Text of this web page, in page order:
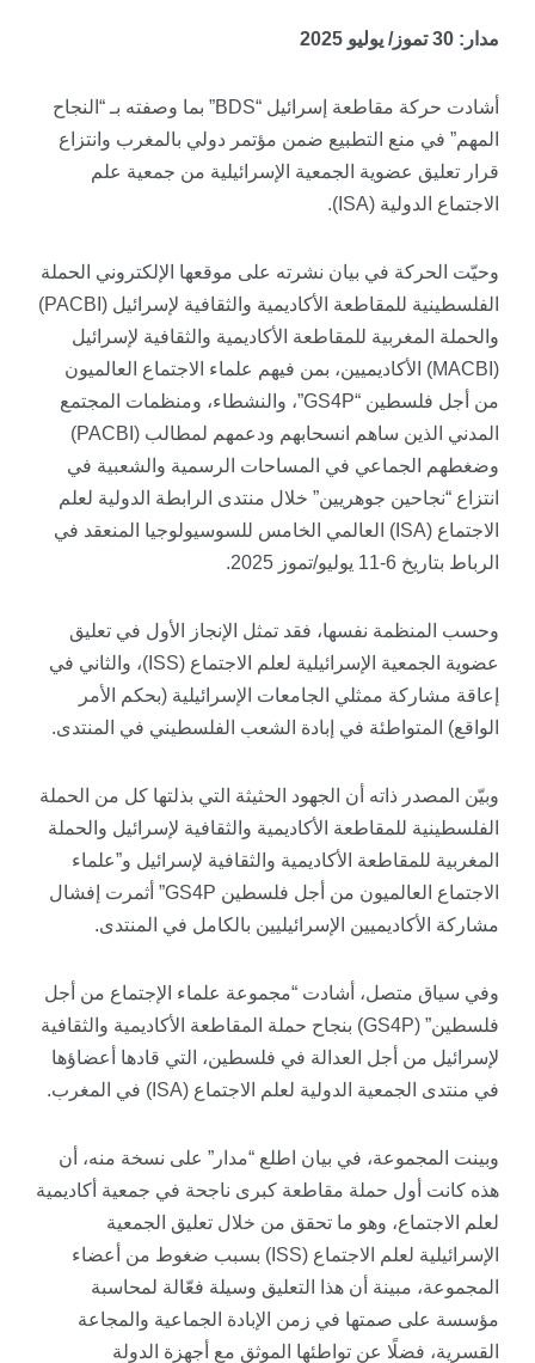
مدار: 30 تموز/ يوليو 2025
أشادت حركة مقاطعة إسرائيل “BDS” بما وصفته بـ “النجاح
المهم” في منع التطبيع ضمن مؤتمر دولي بالمغرب وانتزاع
قرار تعليق عضوية الجمعية الإسرائيلية من جمعية علم
الاجتماع الدولية (ISA).
وحيّت الحركة في بيان نشرته على موقعها الإلكتروني الحملة
الفلسطينية للمقاطعة الأكاديمية والثقافية لإسرائيل (PACBI)
والحملة المغربية للمقاطعة الأكاديمية والثقافية لإسرائيل
(MACBI) الأكاديميين، بمن فيهم علماء الاجتماع العالميون
من أجل فلسطين “GS4P”، والنشطاء، ومنظمات المجتمع
المدني الذين ساهم انسحابهم ودعمهم لمطالب (PACBI)
وضغطهم الجماعي في المساحات الرسمية والشعبية في
انتزاع “نجاحين جوهريين” خلال منتدى الرابطة الدولية لعلم
الاجتماع (ISA) العالمي الخامس للسوسيولوجيا المنعقد في
الرباط بتاريخ 6-11 يوليو/تموز 2025.
وحسب المنظمة نفسها، فقد تمثل الإنجاز الأول في تعليق
عضوية الجمعية الإسرائيلية لعلم الاجتماع (ISS)، والثاني في
إعاقة مشاركة ممثلي الجامعات الإسرائيلية (بحكم الأمر
الواقع) المتواطئة في إبادة الشعب الفلسطيني في المنتدى.
وبيّن المصدر ذاته أن الجهود الحثيثة التي بذلتها كل من الحملة
الفلسطينية للمقاطعة الأكاديمية والثقافية لإسرائيل والحملة
المغربية للمقاطعة الأكاديمية والثقافية لإسرائيل و”علماء
الاجتماع العالميون من أجل فلسطين GS4P” أثمرت إفشال
مشاركة الأكاديميين الإسرائيليين بالكامل في المنتدى.
وفي سياق متصل، أشادت “مجموعة علماء الإجتماع من أجل
فلسطين” (GS4P) بنجاح حملة المقاطعة الأكاديمية والثقافية
لإسرائيل من أجل العدالة في فلسطين، التي قادها أعضاؤها
في منتدى الجمعية الدولية لعلم الاجتماع (ISA) في المغرب.
وبينت المجموعة، في بيان اطلع “مدار” على نسخة منه، أن
هذه كانت أول حملة مقاطعة كبرى ناجحة في جمعية أكاديمية
لعلم الاجتماع، وهو ما تحقق من خلال تعليق الجمعية
الإسرائيلية لعلم الاجتماع (ISS) بسبب ضغوط من أعضاء
المجموعة، مبينة أن هذا التعليق وسيلة فعّالة لمحاسبة
مؤسسة على صمتها في زمن الإبادة الجماعية والمجاعة
القسرية، فضلًا عن تواطئها الموثق مع أجهزة الدولة